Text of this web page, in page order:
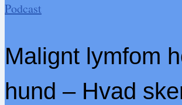
Podcast
Malignt lymfom
hund – Hvad